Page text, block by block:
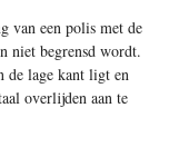
van een polis met de
niet begrensd wordt.
de lage kant ligt en
overlijden aan te